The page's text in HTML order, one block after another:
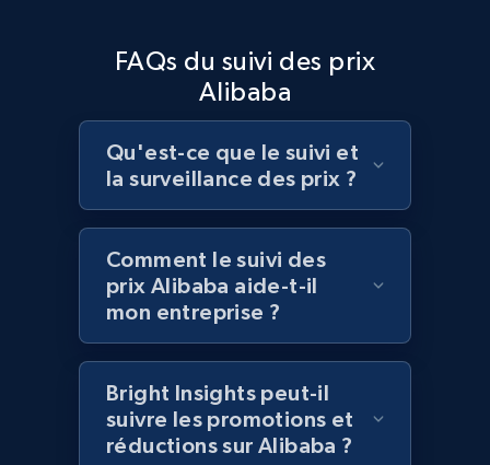
specified UPC
URL, Domain, Country code, Model number,
Sku, Product id, Product name, Manufacturer,
and more.
Home Depot US - Discovery products by
specific category URL
URL, Domain, Country code, Model number,
Sku, Product id, Product name, Manufacturer,
and more.
FAQs du suivi des prix
Alibaba
Qu'est-ce que le suivi et
la surveillance des prix ?
Comment le suivi des
prix Alibaba aide-t-il
mon entreprise ?
Bright Insights peut-il
suivre les promotions et
réductions sur Alibaba ?